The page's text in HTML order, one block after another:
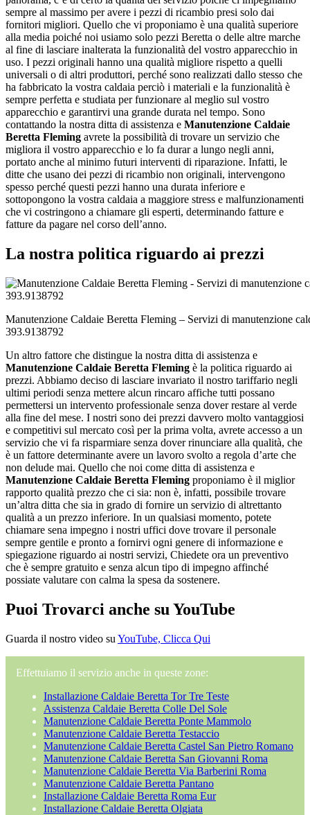
sempre al massimo per avere i pezzi di ricambio presi solo dai
fornitori migliori. Quello che vi proponiamo è una qualità superiore
alla media poiché noi usiamo solo pezzi Beretta o delle altre marche
al fine di lasciare inalterata la funzionalità del vostro apparecchio in
uso. I pezzi originali hanno una qualità migliore rispetto a quelli
universali o di altri produttori, perché sono realizzati dallo stesso che
ha fabbricato la vostra caldaia perciò i materiali e la funzionalità è
sempre perfetta e studiata per funzionare al meglio sul vostro
apparecchio e garantirvi una grande durata nel tempo. Sono
contattando la nostra ditta di assistenza e Manutenzione Caldaie
Beretta Fleming avrete la possibilità di trovare un servizio che
migliora il vostro apparecchio e lo fa durar a lungo negli anni,
portato anche al minimo futuri interventi di riparazione. Infatti, le
ditte che usano dei pezzi di ricambio non originali, intervengono
spesso perché questi pezzi hanno una durata inferiore e
sottopongono la vostra caldaia a maggiore stress e malfunzionamenti
che vi costringono a chiamare gli esperti, determinando fatture e
fatture da pagare nel corso dell’anno.
La nostra politica riguardo ai prezzi
Manutenzione Caldaie Beretta Fleming – Servizi di manutenzione
393.9138792
Un altro fattore che distingue la nostra ditta di assistenza e
Manutenzione Caldaie Beretta Fleming è la politica riguardo ai
prezzi. Abbiamo deciso di lasciare invariato il nostro tariffario negli
ultimi periodi senza mettere alcun rincaro affiche tutti possano
permettersi un intervento professionale senza dover restare al verde
alla fine del mese. I nostri sono dei prezzi davvero molto vantaggiosi
e competitivi sul mercato così per la prima volta, avrete accesso a un
servizio che vi fa risparmiare senza dover rinunciare alla qualità, che
è un fattore determinante avere un lavoro svolto a regola d’arte che
non delude mai. Quello che noi come ditta di assistenza e
Manutenzione Caldaie Beretta Fleming proponiamo è il miglior
rapporto qualità prezzo che ci sia: non è, infatti, possibile trovare
un’altra ditta che sia in grado di fornire un servizio di altrettanto
qualità a un prezzo inferiore. In un qualsiasi momento, potete
chiamare sena impegno i nostri uffici dove trovare il personale
sempre gentile e pronto a fornirvi ogni genere di informazione e
spiegazione riguardo ai nostri servizi, Chiedete ora un preventivo
che è sempre gratuito e senza alcun tipo di impegno affinché
possiate valutare con calma la spesa da sostenere.
Puoi Trovarci anche su YouTube
Guarda il nostro video su YouTube, Clicca Qui
Effettuiamo il servizio anche in queste zone:
Installazione Caldaie Beretta Tor Tre Teste
Assistenza Caldaie Beretta Colle Del Sole
Manutenzione Caldaie Beretta Ponte Mammolo
Manutenzione Caldaie Beretta Testaccio
Manutenzione Caldaie Beretta Castel San Pietro Romano
Manutenzione Caldaie Beretta San Giovanni Roma
Manutenzione Caldaie Beretta Via Barberini Roma
Manutenzione Caldaie Beretta Pantano
Installazione Caldaie Beretta Roma Eur
Installazione Caldaie Beretta Olgiata